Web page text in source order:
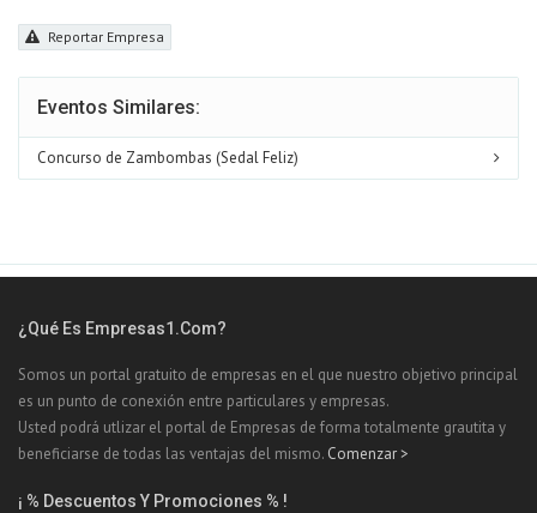
Reportar Empresa
Eventos Similares:
Concurso de Zambombas (Sedal Feliz)
¿Qué Es Empresas1.com?
Somos un portal gratuito de empresas en el que nuestro objetivo principal
es un punto de conexión entre particulares y empresas.
Usted podrá utlizar el portal de Empresas de forma totalmente grautita y
beneficiarse de todas las ventajas del mismo. Comenzar >
¡ % Descuentos Y Promociones % !